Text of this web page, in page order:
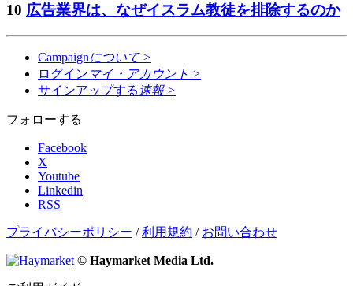
10 広告業界は、なぜイスラム教徒を排除するのか
Campaignについて >
ログイン マイ・アカウント >
サインアップする 速報 >
フォローする
Facebook
X
Youtube
Linkedin
RSS
プライバシーポリシー /利用規約 / お問い合わせ
© Haymarket Media Ltd.